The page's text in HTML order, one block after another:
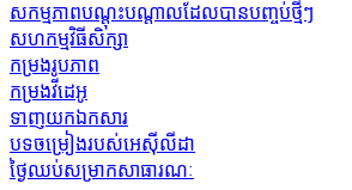
សកម្មភាព​បណ្តុះបណ្តាល​ដែល​បាន​បញ្ចប់​ថ្មីៗ
សហកម្មវិធីសិក្សា
កម្រងរូបភាព
កម្រងវីដេអូ
ទាញយកឯកសារ
បទចម្រៀងរបស់អេស៊ីលីដា
ថ្ងៃឈប់សម្រាកសាធារណៈ